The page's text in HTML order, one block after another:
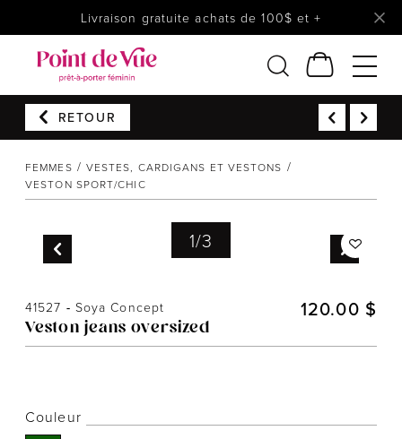
Livraison gratuite achats de 100$ et +
Lingerie
Chaussures
Soldes
RETOUR
FEMMES
VESTES, CARDIGANS ET VESTONS
VESTON SPORT/CHIC
1/3
41527 - Soya Concept
Veston jeans oversized
120.00 $
Couleur